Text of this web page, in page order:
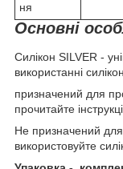
ня
Основні
Силікон SILVER -
використанні силікон,
призначений для
прочитайте
Не призначений для
використовуйте